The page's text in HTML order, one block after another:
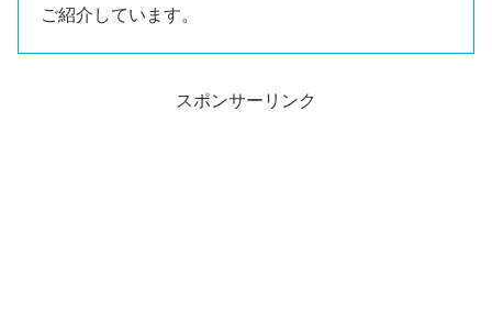
ご紹介しています。
スポンサーリンク